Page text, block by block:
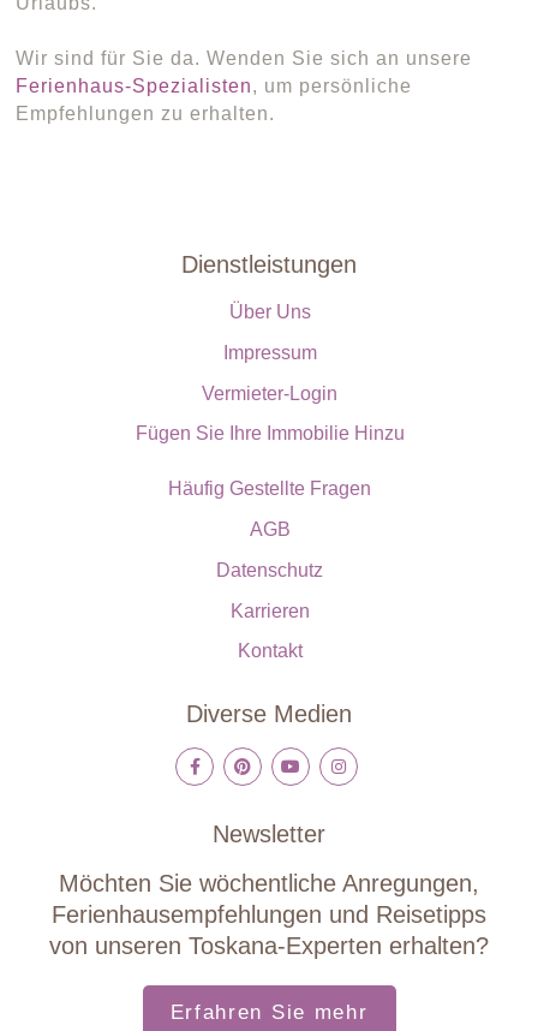
Wir sind für Sie da. Wenden Sie sich an unsere
Ferienhaus-Spezialisten, um persönliche
Empfehlungen zu erhalten.
Dienstleistungen
Über Uns
Impressum
Vermieter-Login
Fügen Sie Ihre Immobilie Hinzu
Häufig Gestellte Fragen
AGB
Datenschutz
Karrieren
Kontakt
Diverse Medien
Newsletter
Möchten Sie wöchentliche Anregungen,
Ferienhausempfehlungen und Reisetipps
von unseren Toskana-Experten erhalten?
Erfahren Sie mehr